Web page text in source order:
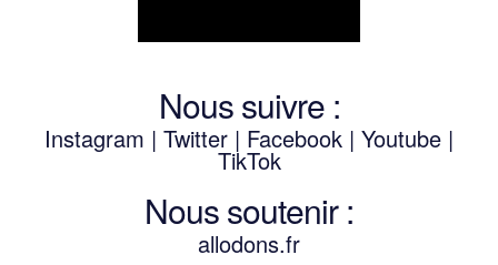
Nous suivre :
Instagram | Twitter | Facebook | Youtube |
TikTok
Nous soutenir :
allodons.fr